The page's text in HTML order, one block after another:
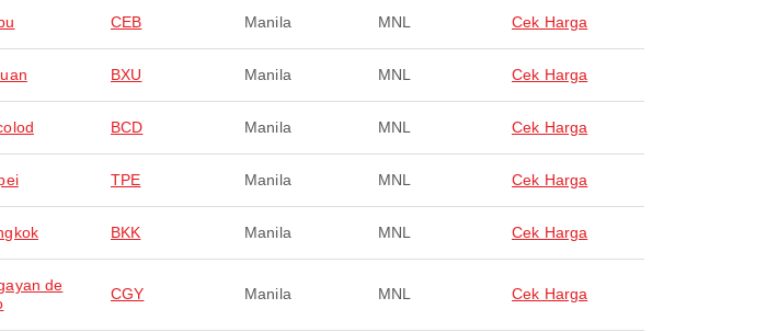
CEB Manila MNL Cek Harga
BXU Manila MNL Cek Harga
BCD Manila MNL Cek Harga
TPE Manila MNL Cek Harga
BKK Manila MNL Cek Harga
de
CGY Manila MNL Cek Harga